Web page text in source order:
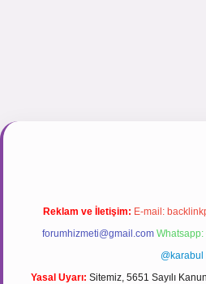
Reklam ve İletişim: E-mail:
forumhizmeti@gmail.com
@karabul
Yasal Uyarı: Sitemiz, 5651 Sayılı